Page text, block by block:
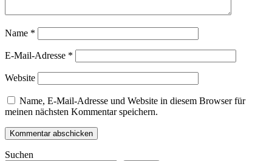
Name *
E-Mail-Adresse *
Website
Name, E-Mail-Adresse und Website in diesem Browser für
meinen nächsten Kommentar speichern.
Suchen